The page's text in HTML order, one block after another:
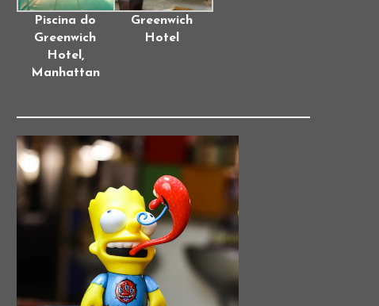
Piscina do
Greenwich
Hotel,
Manhattan
Greenwich
Hotel